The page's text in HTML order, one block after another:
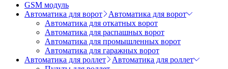
GSM модуль
Автоматика для ворот
Автоматика для ворот
Автоматика для откатных ворот
Автоматика для распашных ворот
Автоматика для промышленных ворот
Автоматика для гаражных ворот
Автоматика для роллет
Автоматика для роллет